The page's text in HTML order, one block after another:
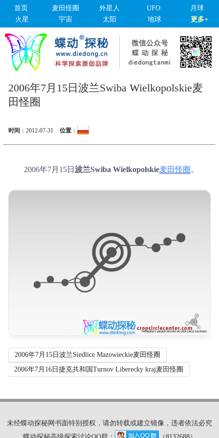
首页 麦田怪圈 外星人 UFO
月球
火星
宇宙 太阳 地球 更多+
2006年7月15日波兰Swiba Wielkopolskie麦
田怪圈
时间： 2012-07-31 位置：
2006年7月15日 波兰Swiba Wielkopolskie麦田怪圈 。
2006年7月15日波兰Siedlice Mazowieckie麦田怪圈
2006年7月16日捷克共和国Turnov Liberecky kraj麦田怪圈
未经蝶动探秘网书面特别授权，请勿转载或建立镜像，违者依法必究